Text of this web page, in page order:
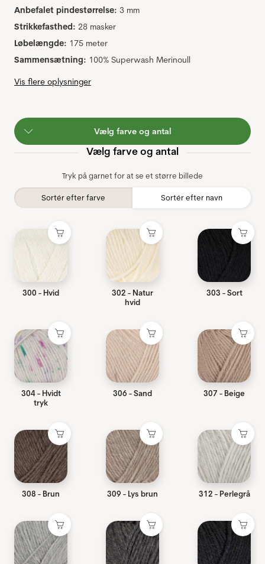
Anbefalet pindestørrelse: 3 mm
Strikkefasthed: 28 masker
Løbelængde: 175 meter
Sammensætning: 100% Superwash Merinoull
Vis flere oplysninger
Vælg farve og antal
Vælg farve og antal
Tryk på garnet for at se et større billede
Sortér efter farve Sortér efter navn
300 - Hvid
302 - Natur
hvid
303 - Sort
304 - Hvidt
tryk
306 - Sand 307 - Beige
308 - Brun 309 - Lys brun 312 - Perlegrå